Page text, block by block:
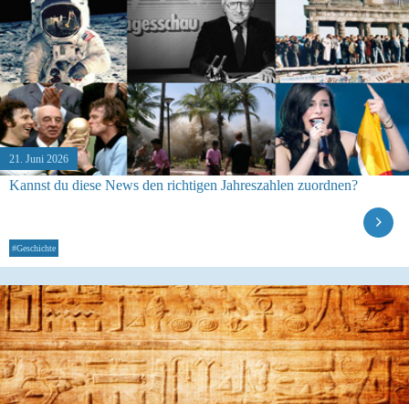
21. Juni 2026
Kannst du diese News den richtigen Jahreszahlen zuordnen?
#Geschichte